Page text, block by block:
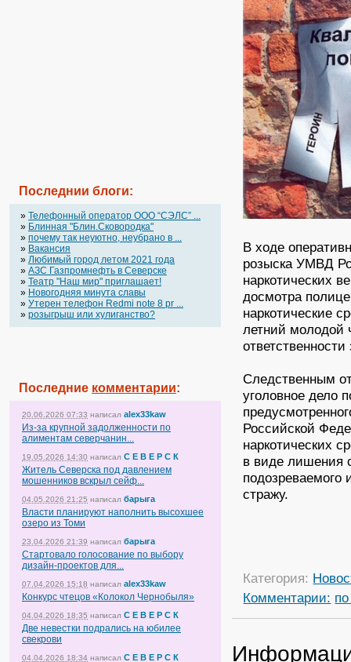
Последнии блоги:
» Телефонный оператор OOO “СЭЛС” ...
» Блинная "Блин.Сковородка"
» почему так неуютно, неубрано в ...
» Вакансия
» Любимый город летом 2021 года
» АЗС Газпромнефть в Северске
» Театр "Наш мир" приглашает!
» Новогодняя минута славы
» Утерен телефон Redmi note 8 pr ...
» розыгрыш или хулиганство?
Последние комментарии:
20.06.2026 07:33 написал alex33kaw
Из-за крупной задолженности по
алиментам северчанин...
19.05.2026 14:30 написал С Е В Е Р С К
Житель Северска под давлением
мошенников вскрыл сейф...
04.05.2026 21:25 написал барыга
Власти планируют наполнить высохшее
озеро из Томи
23.04.2026 21:39 написал барыга
Стартовало голосование по выбору
дизайн-проектов для...
07.04.2026 15:18 написал alex33kaw
Конкурс чтецов «Колокол Чернобыля»
04.04.2026 18:35 написал С Е В Е Р С К
Две невестки подрались на юбилее
свекрови
04.04.2026 18:34 написал С Е В Е Р С К
В ходе
розыска УМВД
наркотических
досмотра
наркотические
летний молодой
Следственным
уголовное дело
Российской
наркотических
в виде лишения
подозреваемого
стражу.
Категория:
Комментарии: